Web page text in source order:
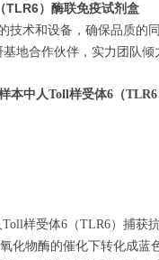
TLR6）酶联免疫试剂盒
术和设备，确保品质的
地合作伙伴，实力团队倾
本中 人Toll样受体6 （TLR6
样受体6（TLR6）捕获
化物酶的催化下转化成蓝